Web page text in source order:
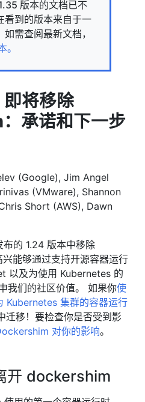
版本的文档已不
看到的版本来自于一
需查阅最新文档，
。
将移除
承诺和下一步
(Google), Jim Angel
(VMware), Shannon
Short (AWS), Dawn
的 1.24 版本中移除
能够通过支持开源容器运行
以及为使用 Kubernetes 的
我们的社区价值。 如果你使
Kubernetes 集群的容器运行
迁移！要检查你是否受到影
对你的影响。
开 dockershim